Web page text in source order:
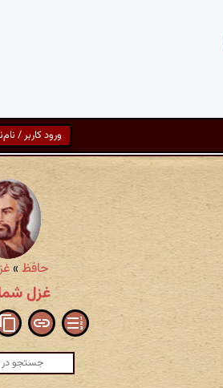
ورود کاربر /
حافظ»
غزل